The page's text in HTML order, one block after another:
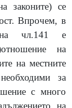
законите) се
Впрочем, в
на чл.141 е
на
на местните
за
с много
на